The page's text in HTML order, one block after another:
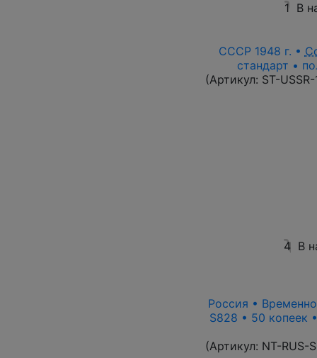
1 В
СССР 1948 г. •
стандарт •
(Артикул: ST-
4 В
Россия •
S828 • 50 копеек
(Артикул: NT-RUS-